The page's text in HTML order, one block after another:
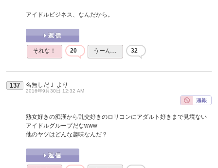
アイドルビジネス、なんだから。
それな！ 20 うーん… 32
137 名無しだＪ より
2016年9月30日 12:32 AM
熟女好きの痴漢から乱交好きのロリコンにアダルト好きまで見境ない
アイドルグループだなwww
他のヤツはどんな趣味なんだ？